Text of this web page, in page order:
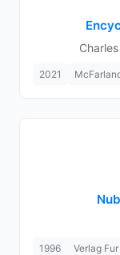
2021
1996 Verlag